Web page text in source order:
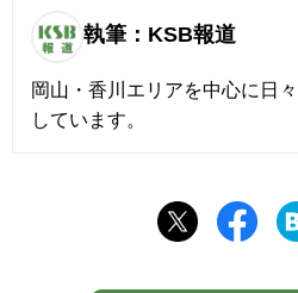
執筆：KSB報道
岡山・香川エリアを中心に日
しています。